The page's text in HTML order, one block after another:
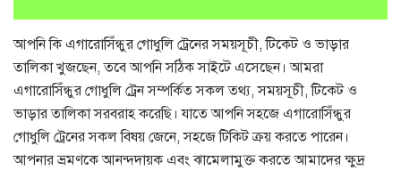
আপনি কি এগারোসিঁন্ধুর গোধুলি ট্রেনের সময়সূচী, টিকেট ও ভাড়ার
তালিকা খুজছেন, তবে আপনি সঠিক সাইটে এসেছেন। আমরা
এগারোসিঁন্ধুর গোধুলি ট্রেন সম্পর্কিত সকল তথ্য, সময়সূচী, টিকেট ও
ভাড়ার তালিকা সরবরাহ করেছি। যাতে আপনি সহজে এগারোসিঁন্ধুর
গোধুলি ট্রেনের সকল বিষয় জেনে, সহজে টিকিট ক্রয় করতে পারেন।
আপনার ভ্রমণকে আনন্দদায়ক এবং ঝামেলামুক্ত করতে আমাদের ক্ষুদ্র